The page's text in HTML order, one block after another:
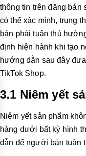
thông tin trên đăng bán
có thể xác minh, trung
bán phải tuân thủ
định hiện hành khi tạo
hướng dẫn sau đây
TikTok Shop.
3.1 Niêm yết
Niêm yết sản phẩm
hàng dưới bất kỳ hình
dẫn để người bán tuân